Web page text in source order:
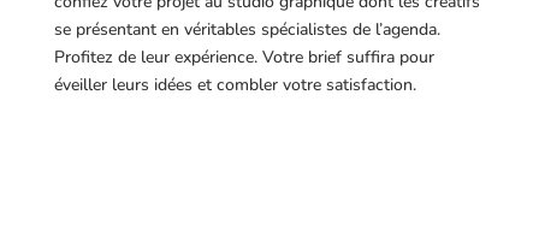
se présentant en véritables spécialistes de l’agenda.
Profitez de leur expérience. Votre brief suffira pour
éveiller leurs idées et combler votre satisfaction.